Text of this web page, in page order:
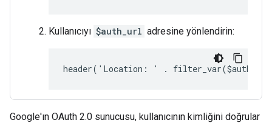
Kullanıcıyı $auth_url adresine yönlendirin:
header('Location: ' . filter_var($auth_url,
Google'ın OAuth 2.0 sunucusu, kullanıcının kimliğini doğrular